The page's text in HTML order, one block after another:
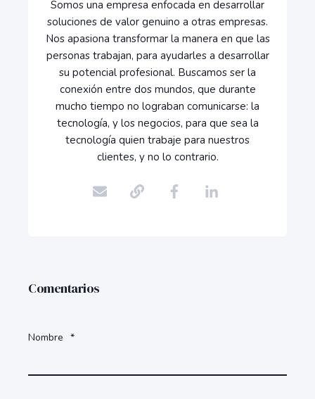
conexión entre dos mundos, que durante
mucho tiempo no lograban comunicarse: la
tecnología, y los negocios, para que sea la
tecnología quien trabaje para nuestros
clientes, y no lo contrario.
Comentarios